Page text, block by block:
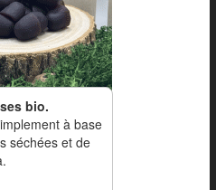
bio.
à base
séchées et de